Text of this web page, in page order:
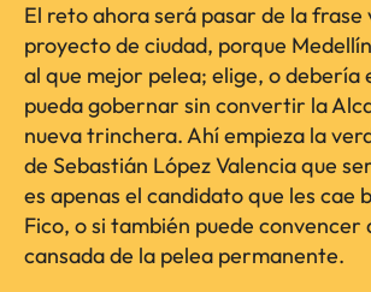
El reto ahora será pasar de la frase
proyecto de ciudad, porque
al que mejor pelea; elige, o debería
pueda gobernar sin convertir la
nueva trinchera. Ahí empieza la
de Sebastián López Valencia que
es apenas el candidato que les cae
Fico, o si también puede convencer
cansada de la pelea permanente.